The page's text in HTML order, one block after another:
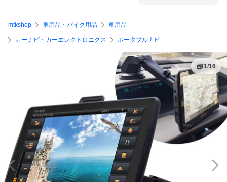
mtkshop 車用品・バイク用品 車用品
カーナビ・カーエレクトロニクス ポータブルナビ
1/16